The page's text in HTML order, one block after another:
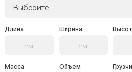
Выберите
Длина Ширина
Масса Объем